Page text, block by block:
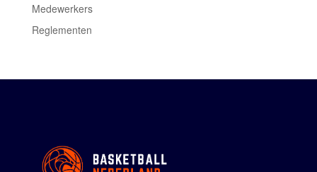
Medewerkers
Reglementen